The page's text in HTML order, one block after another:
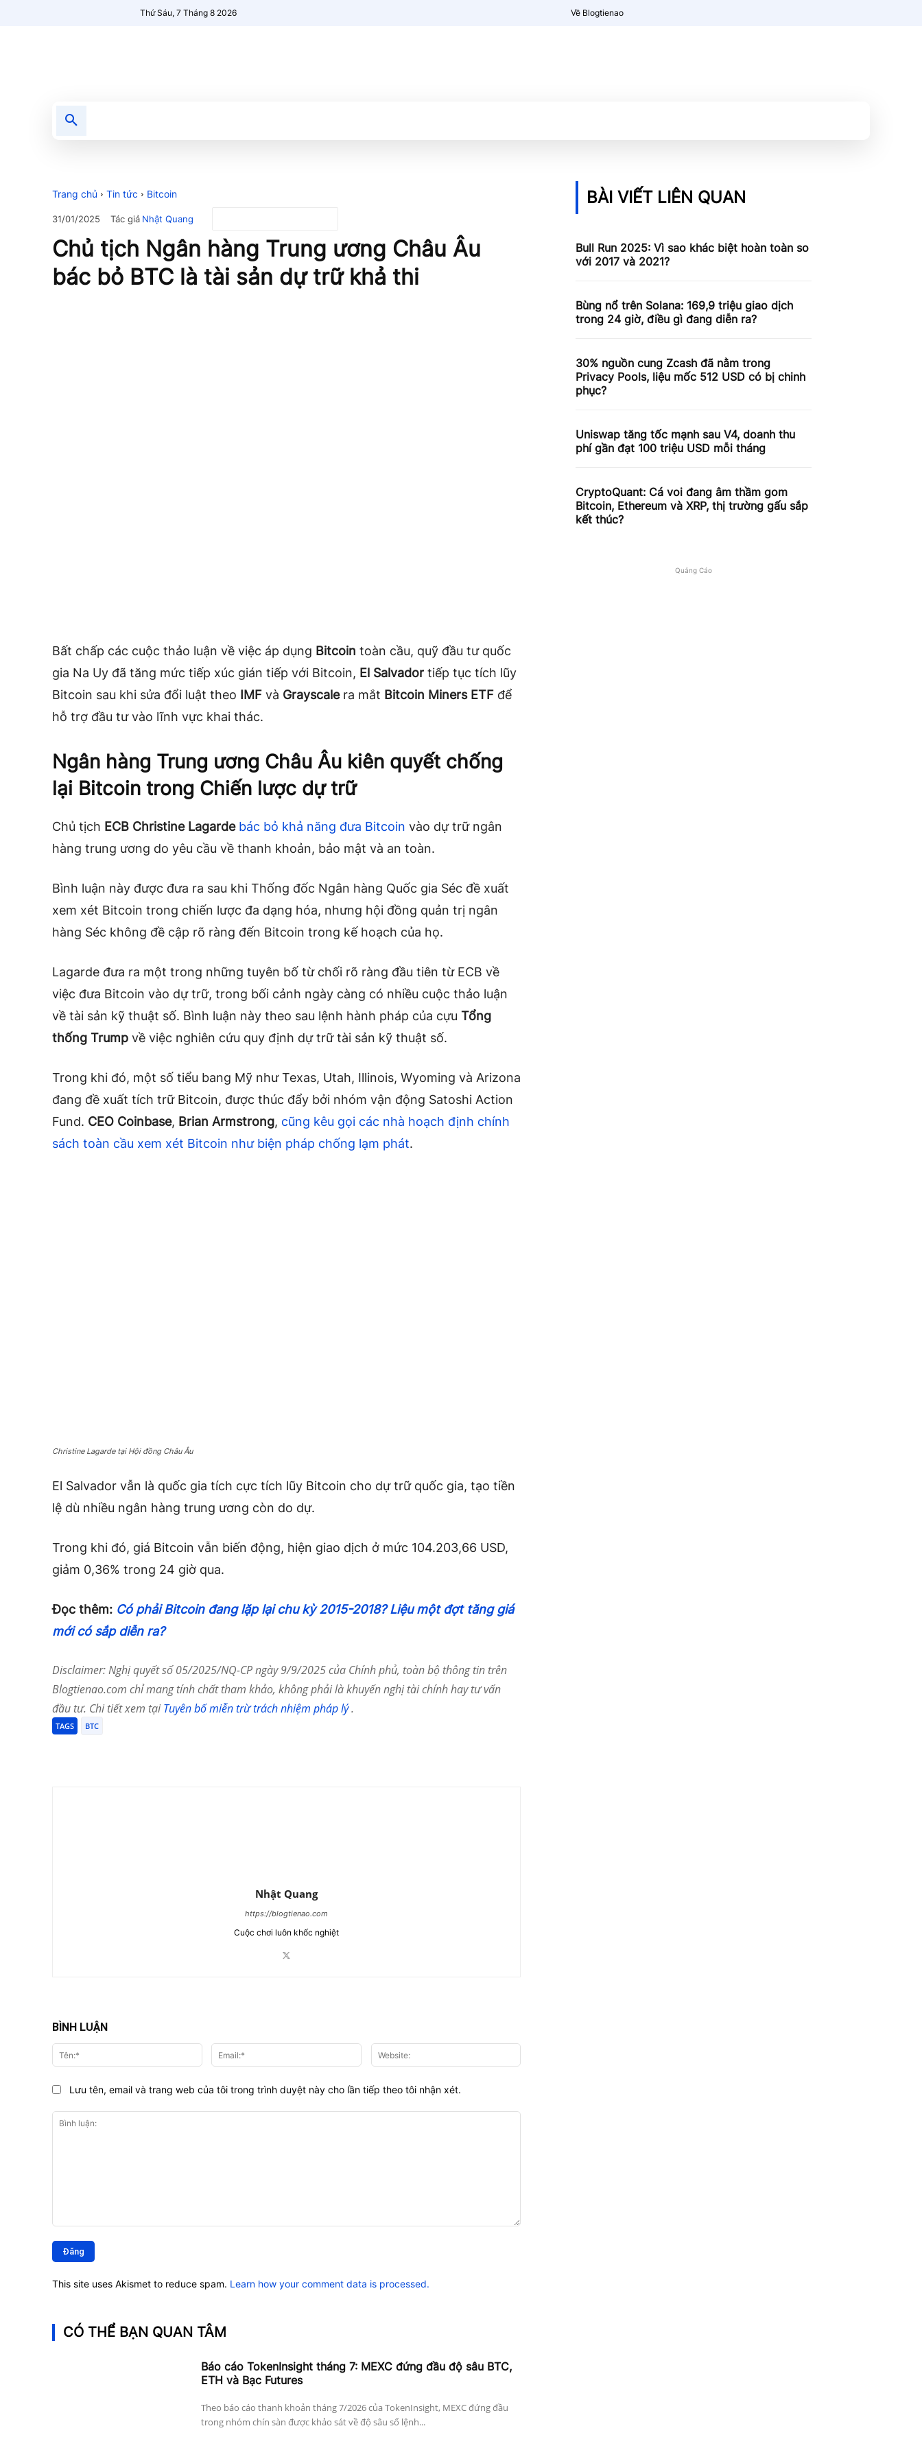
Thứ Sáu, 7 Tháng 8 2026 Về Blogtienao
Trang chủ Tin tức Bitcoin
31/01/2025 Tác giả Nhật Quang
Chủ tịch Ngân hàng Trung ương Châu Âu
bác bỏ BTC là tài sản dự trữ khả thi
Bất chấp các cuộc thảo luận về việc áp dụng Bitcoin toàn cầu, quỹ đầu tư quốc
gia Na Uy đã tăng mức tiếp xúc gián tiếp với Bitcoin, El Salvador tiếp tục tích lũy
Bitcoin sau khi sửa đổi luật theo IMF và Grayscalera mắt Bitcoin Miners ETF để
hỗ trợ đầu tư vào lĩnh vực khai thác.
Ngân hàng Trung ương Châu Âu kiên quyết chống
lại Bitcoin trong Chiến lược dự trữ
Chủ tịch ECB Christine Lagarde bác bỏ khả năng đưa Bitcoin vào dự trữ ngân
hàng trung ương do yêu cầu về thanh khoản, bảo mật và an toàn.
Bình luận này được đưa ra sau khi Thống đốc Ngân hàng Quốc gia Séc đề xuất
xem xét Bitcoin trong chiến lược đa dạng hóa, nhưng hội đồng quản trị ngân
hàng Séc không đề cập rõ ràng đến Bitcoin trong kế hoạch của họ.
Lagarde đưa ra một trong những tuyên bố từ chối rõ ràng đầu tiên từ ECB về
việc đưa Bitcoin vào dự trữ, trong bối cảnh ngày càng có nhiều cuộc thảo luận
về tài sản kỹ thuật số. Bình luận này theo sau lệnh hành pháp của cựu Tổng
thống Trump về việc nghiên cứu quy định dự trữ tài sản kỹ thuật số.
Trong khi đó, một số tiểu bang Mỹ như Texas, Utah, Illinois, Wyoming và Arizona
đang đề xuất tích trữ Bitcoin, được thúc đẩy bởi nhóm vận động Satoshi Action
Fund. CEO Coinbase, Brian Armstrong, cũng kêu gọi các nhà hoạch định chính
sách toàn cầu xem xét Bitcoin như biện pháp chống lạm phát.
Christine Lagarde tại Hội đồng Châu Âu
El Salvador vẫn là quốc gia tích cực tích lũy Bitcoin cho dự trữ quốc gia, tạo tiền
lệ dù nhiều ngân hàng trung ương còn do dự.
Trong khi đó, giá Bitcoin vẫn biến động, hiện giao dịch ở mức 104.203,66 USD,
giảm 0,36% trong 24 giờ qua.
Đọc thêm: Có phải Bitcoin đang lặp lại chu kỳ 2015-2018? Liệu một đợt tăng giá
mới có sắp diễn ra?
Disclaimer: Nghị quyết số 05/2025/NQ-CP ngày 9/9/2025 của Chính phủ, toàn bộ thông tin trên
Blogtienao.com chỉ mang tính chất tham khảo, không phải là khuyến nghị tài chính hay tư vấn
đầu tư. Chi tiết xem tạiTuyên bố miễn trừ trách nhiệm pháp lý.
TAGS BTC
Nhật Quang
https://blogtienao.com
Cuộc chơi luôn khốc nghiệt
BÌNH LUẬN
luận:
Tên:* Email:*
Lưu tên, email và trang web của tôi trong trình duyệt này cho lần tiếp theo tôi nhận xét.
This site uses Akismet to reduce spam. Learn how your comment data is processed.
CÓ THỂ BẠN QUAN TÂM
Báo cáo TokenInsight tháng 7: MEXC đứng đầu độ sâu BTC,
ETH và Bạc Futures
Theo báo cáo thanh khoản tháng 7/2026 của TokenInsight, MEXC đứng đầu
trong nhóm chín sàn được khảo sát về độ sâu sổ lệnh...
BÀI VIẾT LIÊN QUAN
Bull Run 2025: Vì sao khác biệt hoàn toàn so
với 2017 và 2021?
Bùng nổ trên Solana: 169,9 triệu giao dịch
trong 24 giờ, điều gì đang diễn ra?
30% nguồn cung Zcash đã nằm trong
Privacy Pools, liệu mốc 512 USD có bị chinh
phục?
Uniswap tăng tốc mạnh sau V4, doanh thu
phí gần đạt 100 triệu USD mỗi tháng
CryptoQuant: Cá voi đang âm thầm gom
Bitcoin, Ethereum và XRP, thị trường gấu sắp
kết thúc?
Quảng Cáo